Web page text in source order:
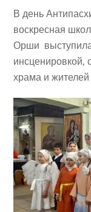
В день
воскресная
Орши
инсценировкой,
храма и